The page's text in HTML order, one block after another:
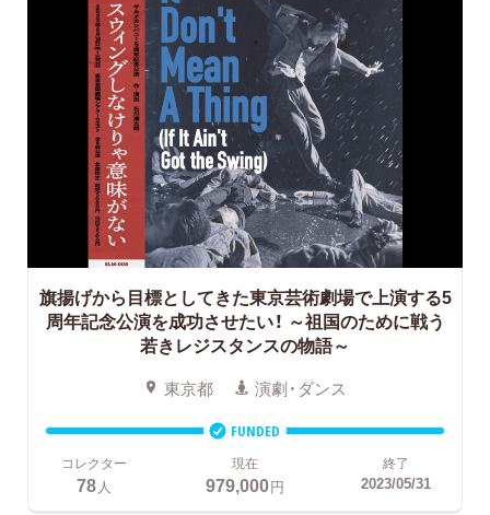
旗揚げから目標としてきた東京芸術劇場で上演する5
周年記念公演を成功させたい！ ～祖国のために戦う
若きレジスタンスの物語～
東京都 演劇・ダンス
FUNDED
コレクター
78人
現在
979,000円
終了
2023/05/31